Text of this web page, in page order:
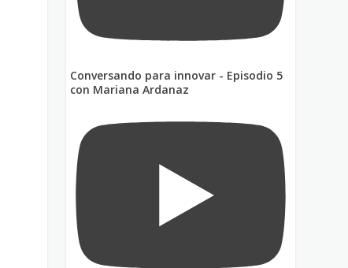
Conversando para innovar - Episodio 5
con Mariana Ardanaz